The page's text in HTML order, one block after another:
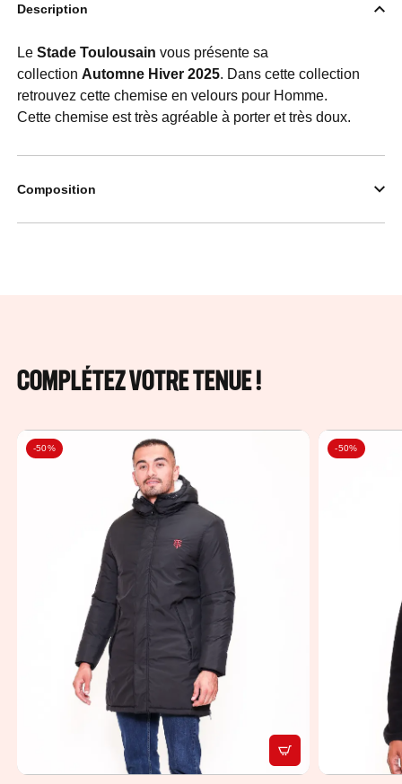
Description
Le Stade Toulousain vous présente sa
collection Automne Hiver2025. Dans cette collection
retrouvez cette chemise en velours pour Homme.
Cette chemise est très agréable à porter et très doux.
Composition
COMPLÉTEZ VOTRE TENUE !
APERÇU RAPIDE
-50% -50%